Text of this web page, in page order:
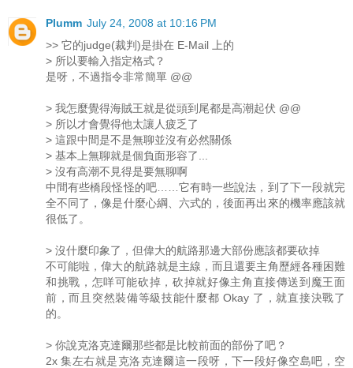
Plumm July 24, 2008 at 10:16 PM
>> 它的judge(裁判)是掛在 E-Mail 上的
> 所以要輸入指定格式？
是呀，不過指令非常簡單 @@
> 我怎麼覺得海賊王就是從頭到尾都是高潮起伏 @@
> 所以才會覺得他太讓人疲乏了
> 這跟中間是不是無聊並沒有必然關係
> 基本上無聊就是個負面形容了...
> 沒有高潮不見得是要無聊啊
中間有些橋段怪怪的吧……它有時一些說法，到了下一段就完
全不同了，像是什麼心綱、六式的，後面再出來的機率應該就
很低了。
> 沒什麼印象了，但偉大的航路那邊大部份應該都要砍掉
不可能啦，偉大的航路就是主線，而且還要主角歷經各種困難
和挑戰，怎咩可能砍掉，砍掉就好像主角直接傳送到魔王面
前，而且突然裝備等級技能什麼都 Okay 了，就直接決戰了
的。
> 你說克洛克達爾那些都是比較前面的部份了吧？
2x 集左右就是克洛克達爾這一段呀，下一段好像空島吧，空